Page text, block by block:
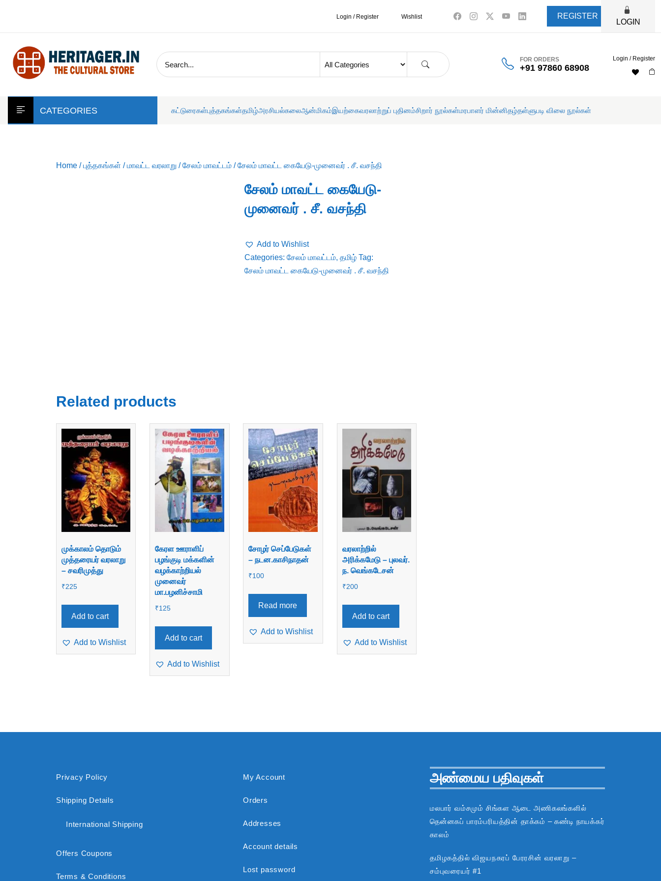
Login / Register Wishlist REGISTER
LOGIN
FOR ORDERS
+91 97860 68908
Login / Register
CATEGORIES கட்டுரைகள்புத்தகங்கள்தமிழ்அரசியல்கலைஆன்மிகம்இயற்கைவரலாற்றுப் புதினம்சிறார் நூல்கள்மரபாளர் மின்னிதழ்தள்ளுபடி விலை நூல்கள்
Home /புத்தகங்கள் /மாவட்ட வரலாறு /சேலம் மாவட்டம் / சேலம் மாவட்ட கையேடு-முனைவர் . சீ. வசந்தி
சேலம் மாவட்ட கையேடு-
முனைவர் . சீ. வசந்தி
Add to Wishlist
Categories: சேலம் மாவட்டம், தமிழ் Tag:
சேலம் மாவட்ட கையேடு-முனைவர் . சீ. வசந்தி
Related products
முக்காலம் தொடும்
முத்தரையர் வரலாறு
– சவரிமுத்து
₹225
Add to cart
Add to Wishlist
கேரள ஊராளிப்
பழங்குடி மக்களின்
வழக்காற்றியல்
முனைவர்
மா.பழனிச்சாமி
₹125
Add to cart
Add to Wishlist
சோழர் செப்பேடுகள்
– நடன.காசிநாதன்
₹100
Read more
Add to Wishlist
வரலாற்றில்
அரிக்கமேடு – புலவர்.
ந. வெங்கடேசன்
₹200
Add to cart
Add to Wishlist
Privacy Policy
Shipping Details
International Shipping
Offers Coupons
Terms & Conditions
My Account
Orders
Addresses
Account details
Lost password
அண்மைய பதிவுகள்
மலபார் வம்சமும் சிங்கள ஆடை அணிகலங்களில்
தென்னகப் பாரம்பரியத்தின் தாக்கம் – கண்டி நாயக்கர்
காலம்
தமிழகத்தில் விஜயநகரப் பேரரசின் வரலாறு –
சம்புவரையர் #1